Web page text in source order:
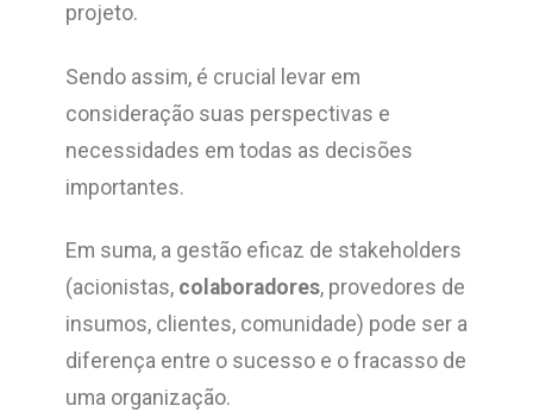
projeto.
Sendo assim, é crucial levar em
consideração suas perspectivas e
necessidades em todas as decisões
importantes.
Em suma, a gestão eficaz de stakeholders
(acionistas, colaboradores, provedores de
insumos, clientes, comunidade) pode ser a
diferença entre o sucesso e o fracasso de
uma organização.